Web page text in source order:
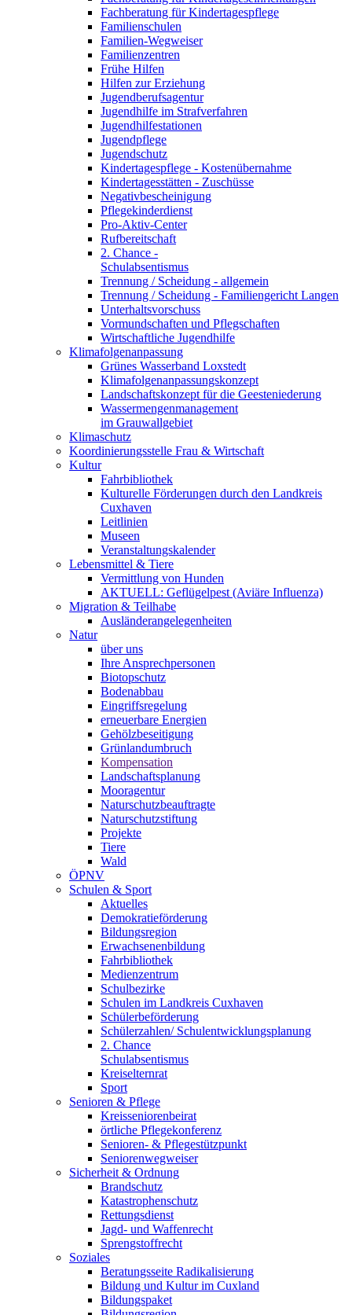
Fachberatung für Kindertagespflege
Familienschulen
Familien-Wegweiser
Familienzentren
Frühe Hilfen
Hilfen zur Erziehung
Jugendberufsagentur
Jugendhilfe im Strafverfahren
Jugendhilfestationen
Jugendpflege
Jugendschutz
Kindertagespflege - Kostenübernahme
Kindertagesstätten - Zuschüsse
Negativbescheinigung
Pflegekinderdienst
Pro-Aktiv-Center
Rufbereitschaft
2. Chance -
Schulabsentismus
Trennung / Scheidung - allgemein
Trennung / Scheidung - Familiengericht Langen
Unterhaltsvorschuss
Vormundschaften und Pflegschaften
Wirtschaftliche Jugendhilfe
Klimafolgenanpassung
Grünes Wasserband Loxstedt
Klimafolgenanpassungskonzept
Landschaftskonzept für die Geesteniederung
Wassermengenmanagement
im Grauwallgebiet
Klimaschutz
Koordinierungsstelle Frau & Wirtschaft
Kultur
Fahrbibliothek
Kulturelle Förderungen durch den Landkreis
Cuxhaven
Leitlinien
Museen
Veranstaltungskalender
Lebensmittel & Tiere
Vermittlung von Hunden
AKTUELL: Geflügelpest (Aviäre Influenza)
Migration & Teilhabe
Ausländerangelegenheiten
Natur
über uns
Ihre Ansprechpersonen
Biotopschutz
Bodenabbau
Eingriffsregelung
erneuerbare Energien
Gehölzbeseitigung
Grünlandumbruch
Kompensation
Landschaftsplanung
Mooragentur
Naturschutzbeauftragte
Naturschutzstiftung
Projekte
Tiere
Wald
ÖPNV
Schulen & Sport
Aktuelles
Demokratieförderung
Bildungsregion
Erwachsenenbildung
Fahrbibliothek
Medienzentrum
Schulbezirke
Schulen im Landkreis Cuxhaven
Schülerbeförderung
Schülerzahlen/ Schulentwicklungsplanung
2. Chance
Schulabsentismus
Kreiselternrat
Sport
Senioren & Pflege
Kreisseniorenbeirat
örtliche Pflegekonferenz
Senioren- & Pflegestützpunkt
Seniorenwegweiser
Sicherheit & Ordnung
Brandschutz
Katastrophenschutz
Rettungsdienst
Jagd- und Waffenrecht
Sprengstoffrecht
Soziales
Beratungsseite Radikalisierung
Bildung und Kultur im Cuxland
Bildungspaket